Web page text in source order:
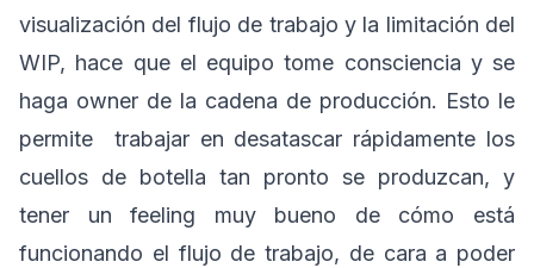
visualización del flujo de trabajo y la limitación del
WIP, hace que el equipo tome consciencia y se
haga owner de la cadena de producción. Esto le
permite trabajar en desatascar rápidamente los
cuellos de botella tan pronto se produzcan, y
tener un feeling muy bueno de cómo está
funcionando el flujo de trabajo, de cara a poder